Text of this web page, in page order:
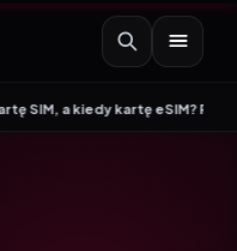
Poradnik Mobile Vikings